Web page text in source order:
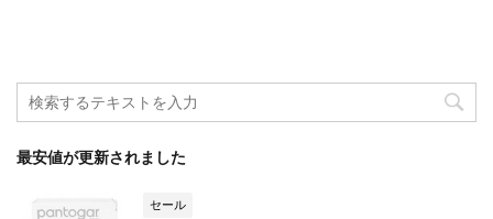
最安値が更新されました
セール